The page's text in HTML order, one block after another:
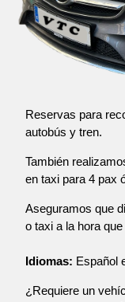
Reservas para
autobús y tren.
También
en taxi para 4 pax
Aseguramos que
o taxi a la hora
Idiomas: Español
¿Requiere un